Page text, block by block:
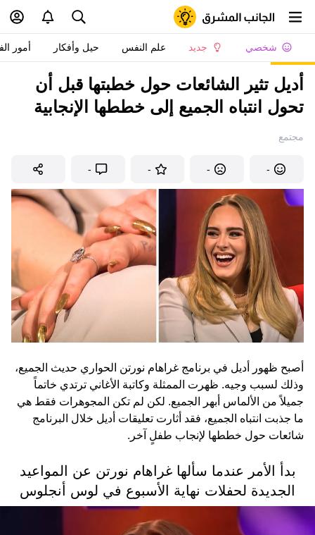
شخصي جديد علم النفس حيل وأفكار أمور
أديل تثير الشائعات حول خطبتها قبل أن
تحول انتباه الجميع إلى خططها الإنجابية
مجتمع
-
-
-
-
أصبح ظهور أديل في برنامج غراهام نورتن الحواري حديث الجميع،
وذلك لسبب وجيه. ظهرت الممثلة وكاتبة الأغاني ترتدي خاتماً
جميلاً من الألماس أبهر الجميع. لكن لم تكن المجوهرات فقط هي
ما جذبت انتباه الجميع، فقد أثارت تعليقات أديل خلال البرنامج
شائعات حول خططها لإنجاب طفلٍ آخر.
بدأ الأمر عندما سألها غراهام نورتن عن المواعيد
الجديدة لحفلات نهاية الأسبوع في لوس أنجلوس